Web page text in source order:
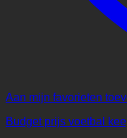
Aan mijn favorieten
Budget prijs voetbal